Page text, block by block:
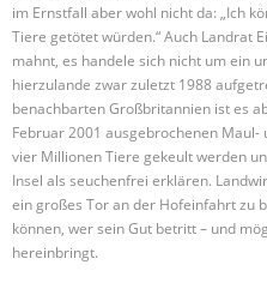
im Ernstfall aber wohl nicht da: „Ich
Tiere getötet würden.“ Auch Landrat
mahnt, es handele sich nicht um ein
hierzulande zwar zuletzt 1988
benachbarten Großbritannien ist es
Februar 2001 ausgebrochenen
vier Millionen Tiere gekeult werden
Insel als seuchenfrei erklären.
ein großes Tor an der Hofeinfahrt zu
können, wer sein Gut betritt – und
hereinbringt.